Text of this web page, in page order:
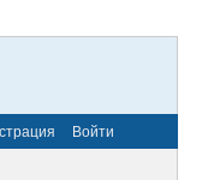
Войти